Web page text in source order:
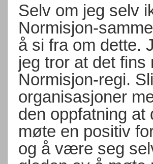
Selv om jeg selv
Normisjon-
å si fra om dette.
jeg tror at det fins
Normisjon-regi.
organisasjoner
den oppfatning at
møte en positiv
og å være seg